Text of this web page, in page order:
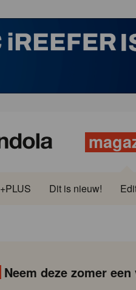
+PLUS Dit is nieuw!
Neem deze zomer